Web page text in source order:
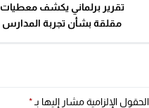
تقرير برلماني يكشف معطيات
مقلقة بشأن تجربة المدارس
الحقول الإلزامية مشار إليها بـ *